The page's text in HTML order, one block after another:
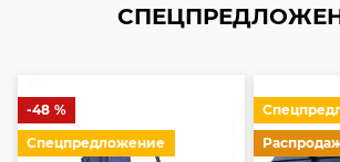
-48 %
Спецпредложение